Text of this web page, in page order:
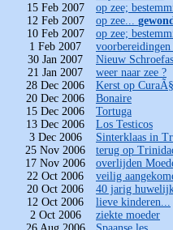
15 Feb 2007
op zee;
12 Feb 2007
op zee...
10 Feb 2007
op zee;
1 Feb 2007
30 Jan 2007
Nieuw
21 Jan 2007
weer naar zee ?
28 Dec 2006
Kerst op
20 Dec 2006
Bonaire
15 Dec 2006
Tortuga
13 Dec 2006
Los Testicos
3 Dec 2006
Sinterklaas in
25 Nov 2006
terug op
17 Nov 2006
overlijden
22 Oct 2006
veilig
20 Oct 2006
40 jarig
12 Oct 2006
lieve kinderen...
2 Oct 2006
ziekte moeder